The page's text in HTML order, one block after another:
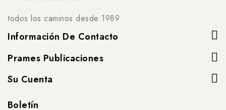
todos los caminos desde 1989
Información De Contacto
Prames Publicaciones
Su Cuenta
Boletín